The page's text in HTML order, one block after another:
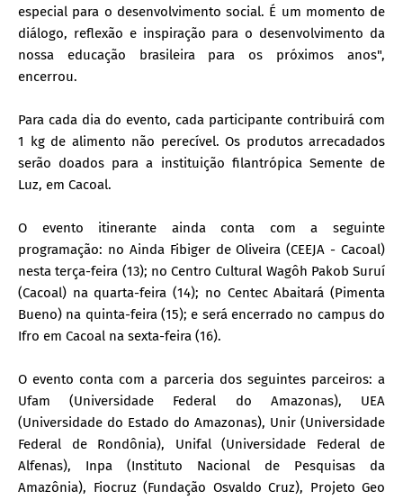
especial para o desenvolvimento social. É um momento de
diálogo, reflexão e inspiração para o desenvolvimento da
nossa educação brasileira para os próximos anos",
encerrou.
Para cada dia do evento, cada participante contribuirá com
1 kg de alimento não perecível. Os produtos arrecadados
serão doados para a instituição filantrópica Semente de
Luz, em Cacoal.
O evento itinerante ainda conta com a seguinte
programação: no Ainda Fibiger de Oliveira (CEEJA - Cacoal)
nesta terça-feira (13); no Centro Cultural Wagôh Pakob Suruí
(Cacoal) na quarta-feira (14); no Centec Abaitará (Pimenta
Bueno) na quinta-feira (15); e será encerrado no campus do
Ifro em Cacoal na sexta-feira (16).
O evento conta com a parceria dos seguintes parceiros: a
Ufam (Universidade Federal do Amazonas), UEA
(Universidade do Estado do Amazonas), Unir (Universidade
Federal de Rondônia), Unifal (Universidade Federal de
Alfenas), Inpa (Instituto Nacional de Pesquisas da
Amazônia), Fiocruz (Fundação Osvaldo Cruz), Projeto Geo